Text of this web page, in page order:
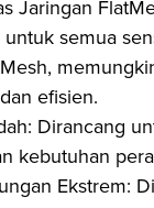
Jaringan
semua
efisien.
Dirancang
kebutuhan
Ekstrem: